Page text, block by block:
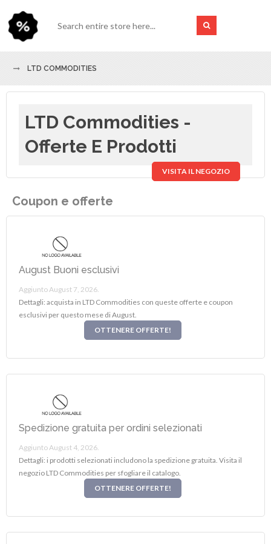
LTD COMMODITIES
LTD Commodities -
Offerte E Prodotti
VISITA IL NEGOZIO
Coupon e offerte
August Buoni esclusivi
Aggiunto August 7, 2026.
Dettagli: acquista in LTD Commodities con queste offerte e coupon
esclusivi per questo mese di August.
OTTENERE OFFERTE!
Spedizione gratuita per ordini selezionati
Aggiunto August 4, 2026.
Dettagli: i prodotti selezionati includono la spedizione gratuita. Visita il
negozio LTD Commodities per sfogliare il catalogo.
OTTENERE OFFERTE!